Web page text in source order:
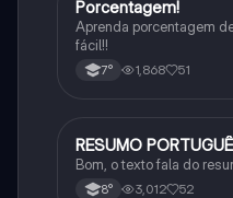
Matematica
Porcentagem!
Aprenda porcentagem
fácil!!
7° 1,868 51
Português
RESUMO
Bom, o texto fala do
8° 3,012 52